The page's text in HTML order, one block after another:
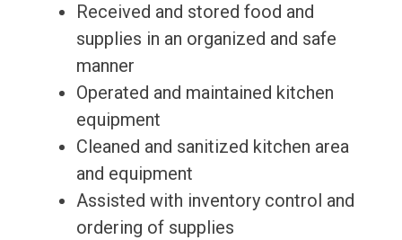
Received and stored food and
supplies in an organized and safe
manner
Operated and maintained kitchen
equipment
Cleaned and sanitized kitchen area
and equipment
Assisted with inventory control and
ordering of supplies